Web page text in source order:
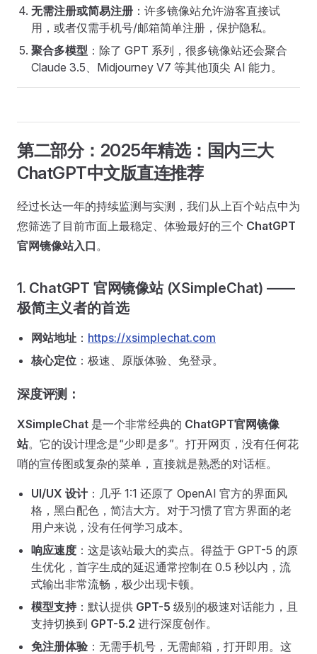
无需注册或简易注册 ：许多镜像站允许游客直接试
用，或者仅需手机号/邮箱简单注册，保护隐私。
聚合多模型 ：除了 GPT 系列，很多镜像站还会聚合
Claude 3.5、Midjourney V7 等其他顶尖 AI 能力。
第二部分：2025年精选：国内三大
ChatGPT中文版直连推荐
经过长达一年的持续监测与实测，我们从上百个站点中为
您筛选了目前市面上最稳定、体验最好的三个 ChatGPT
官网镜像站入口。
1. ChatGPT 官网镜像站 (XSimpleChat) ——
极简主义者的首选
网站地址 ： https://xsimplechat.com
核心定位 ：极速、原版体验、免登录。
深度评测：
XSimpleChat 是一个非常经典的 ChatGPT官网镜像
站。它的设计理念是“少即是多”。打开网页，没有任何花
哨的宣传图或复杂的菜单，直接就是熟悉的对话框。
UI/UX 设计：几乎 1:1 还原了 OpenAI 官方的界面风
格，黑白配色，简洁大方。对于习惯了官方界面的老
用户来说，没有任何学习成本。
响应速度 ：这是该站最大的卖点。得益于 GPT-5 的原
生优化，首字生成的延迟通常控制在 0.5 秒以内，流
式输出非常流畅，极少出现卡顿。
模型支持：默认提供 GPT-5 级别的极速对话能力，且
支持切换到 GPT-5.2 进行深度创作。
免注册体验 ：无需手机号，无需邮箱，打开即用。这